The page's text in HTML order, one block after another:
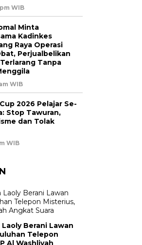
WIB
Minta
Kadinkes
Raya Operasi
Perjualbelikan
Tanpa
WIB
2026 Pelajar Se-
Stop Tawuran,
dan Tolak
WIB
Laoly Berani Lawan
Telepon
Al Washliyah